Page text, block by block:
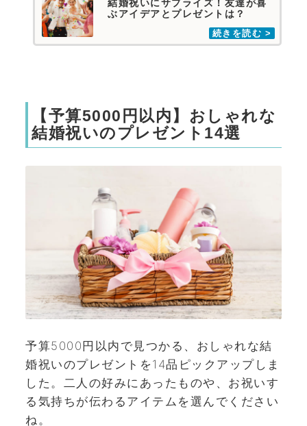
結婚祝いにサプライズ！友達が喜
ぶアイデアとプレゼントは？
【予算5000円以内】おしゃれな
結婚祝いのプレゼント14選
予算5000円以内で見つかる、おしゃれな結
婚祝いのプレゼントを14品ピックアップしま
した。二人の好みにあったものや、お祝いす
る気持ちが伝わるアイテムを選んでください
ね。